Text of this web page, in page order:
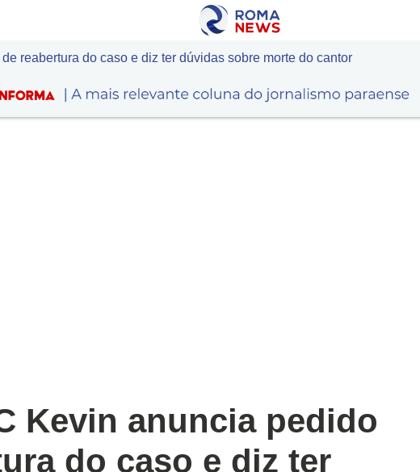
reabertura do caso e diz ter dúvidas sobre morte do cantor
Kevin anuncia pedido
do caso e diz ter